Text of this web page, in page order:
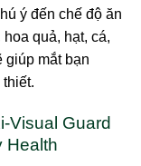
ý đến chế độ ăn
quả, hạt, cá,
giúp mắt bạn
Visual Guard
Health